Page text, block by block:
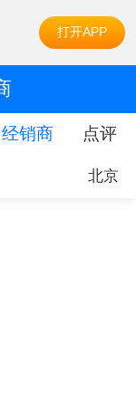
打开APP
经销商 点评
北京